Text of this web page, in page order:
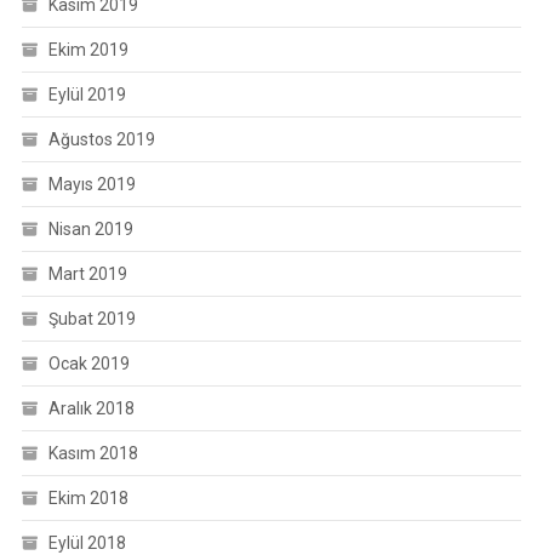
Kasım 2019
Ekim 2019
Eylül 2019
Ağustos 2019
Mayıs 2019
Nisan 2019
Mart 2019
Şubat 2019
Ocak 2019
Aralık 2018
Kasım 2018
Ekim 2018
Eylül 2018